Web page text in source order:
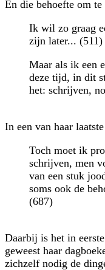
En die behoefte om
Ik wil zo graag
zijn later... (511)
Maar als ik een
deze tijd, in dit
het: schrijven,
In een van haar
Toch moet ik
schrijven, men
van een stuk
soms ook de
(687)
Daarbij is het in
geweest haar
zichzelf nodig de